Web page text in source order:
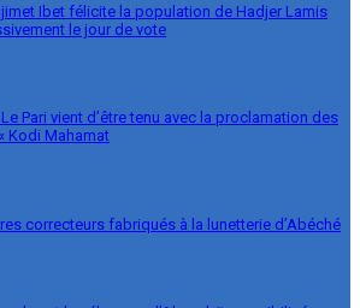
Ibet félicite la population de Hadjer Lamis
le jour de vote
Pari vient d’être tenu avec la proclamation des
Kodi Mahamat
correcteurs fabriqués à la lunetterie d’Abéché